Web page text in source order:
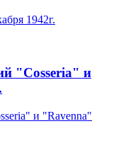
"Cosseria" и